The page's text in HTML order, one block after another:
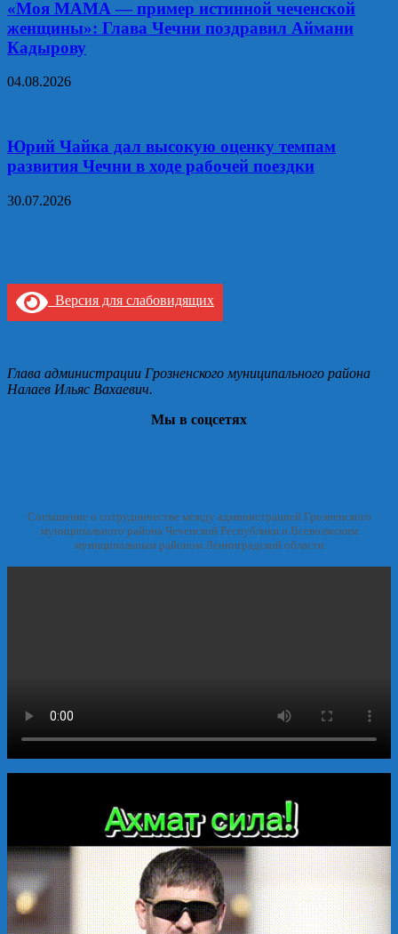
«Моя МАМА — пример истинной чеченской
женщины»: Глава Чечни поздравил Аймани
Кадырову
04.08.2026
Юрий Чайка дал высокую оценку темпам
развития Чечни в ходе рабочей поездки
30.07.2026
Версия для слабовидящих
Глава администрации Грозненского муниципального района
Налаев Ильяс Вахаевич.
Мы в соцсетях
Соглашение о сотрудничестве между администрацией Грозненского
муниципального района Чеченской Республики и Всеволжским
муниципальным районом Ленинградской области